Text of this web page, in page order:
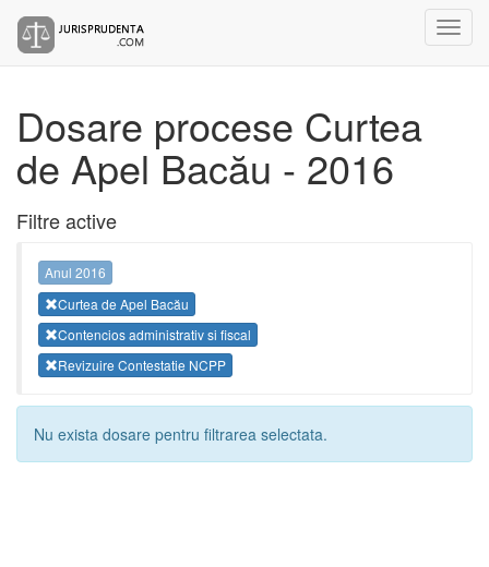
Dosare procese Curtea
de Apel Bacău - 2016
Filtre active
Anul 2016
Curtea de Apel Bacău
Contencios administrativ si fiscal
Revizuire Contestatie NCPP
Nu exista dosare pentru filtrarea selectata.